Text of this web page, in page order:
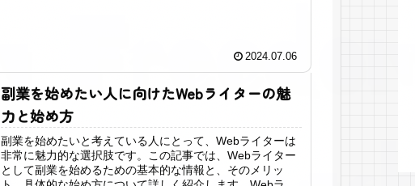
2024.07.06
副業を始めたい人に向けたWebライターの魅
力と始め方
副業を始めたいと考えている人にとって、Webライターは
非常に魅力的な選択肢です。この記事では、Webライター
として副業を始めるための基本的な情報と、そのメリッ